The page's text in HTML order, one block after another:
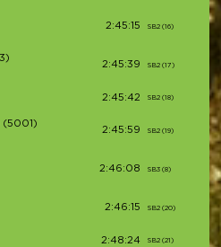
2:45:15 SB2 (16)
2:45:39 SB2 (17)
2:45:42 SB2 (18)
(5001)
2:45:59 SB2 (19) S28
2:46:08 SB3 (8) S29
2:46:15 SB2 (20) S30
2:48:24 SB2 (21)